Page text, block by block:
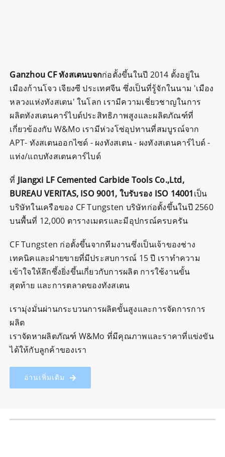
Ganzhou CF ทังสเตนบจกก่อตั้งขึ้นในปี 2014 ตั้งอยู่ใน
เมืองก้านโจว เจียงซี ประเทศจีน ซึ่งเป็นที่รู้จักในนาม 'เมือง
หลวงแห่งทังสเตน' ในโลก เรามีความเชี่ยวชาญในการ
ผลิตทังสเตนคาร์ไบด์ประสิทธิภาพสูงและผลิตภัณฑ์ที่
เกี่ยวข้องกับ W&Mo เรามีห่วงโซ่อุปทานที่สมบูรณ์จาก
APT- ทังสเตนออกไซด์ - ผงทังสเตน - ผงทังสเตนคาร์ไบด์ -
แท่ง/แถบทังสเตนคาร์ไบด์
ที่ Jiangxi LF Cemented Carbide Tools Co.,Ltd,
BUREAU VERITAS, ISO 9001, ใบรับรอง ISO 14001เป็น
บริษัทในเครือของ CF Tungsten บริษัทก่อตั้งขึ้นในปี 2560
บนพื้นที่ 12,000 ตารางเมตรและมีอุปกรณ์ครบครัน
CF Tungsten ก่อตั้งขึ้นจากทีมงานซึ่งเป็นเจ้าของช่าง
เทคนิคและฝ่ายขายที่มีประสบการณ์ 15 ปี เราทำความ
เข้าใจให้ลึกซึ้งยิ่งขึ้นเกี่ยวกับการผลิต การใช้งานขั้น
สุดท้าย และการตลาดของทังสเตน
เรามุ่งมั่นผ่านกระบวนการผลิตขั้นสูงและการจัดการการ
ผลิต
เราจัดหาผลิตภัณฑ์ W&Mo ที่มีคุณภาพและราคาที่แข่งขัน
ได้ให้กับลูกค้าของเรา
อ่านเพิ่มเติม